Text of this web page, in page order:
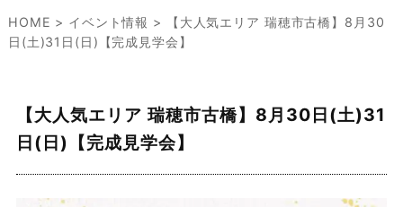
HOME > イベント情報 >
【大人気エリア 瑞穂市古橋】8月30
日(土)31日(日)【完成見学会】
【大人気エリア 瑞穂市古橋】8月30日(土)31
日(日)【完成見学会】